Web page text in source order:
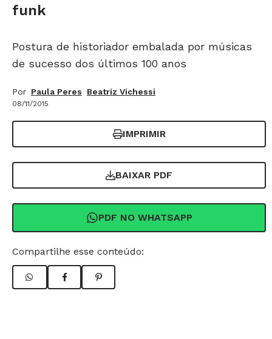
funk
Postura de historiador embalada por músicas
de sucesso dos últimos 100 anos
Por Paula Peres Beatriz Vichessi
08/11/2015
IMPRIMIR
BAIXAR PDF
PDF NO WHATSAPP
Compartilhe esse conteúdo: